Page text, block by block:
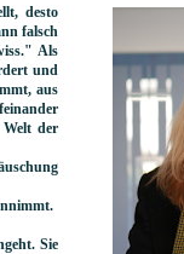
desto
falsch
Als
und
aus
der
Sie